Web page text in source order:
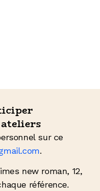
ateliers
sur ce
.
new roman, 12,
référence.